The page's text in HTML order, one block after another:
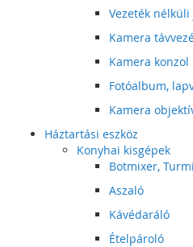
Vezeték
Kamera
Kamera konzol
Fotóalbum,
Kamera
Háztartási eszköz
Konyhai kisgépek
Botmixer,
Aszaló
Kávédaráló
Ételpároló